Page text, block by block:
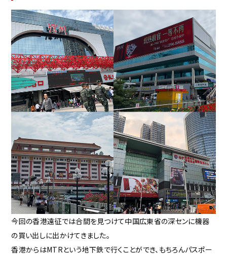
今回の香港遠征では合間を見つけて中国広東省の深センに機器
の買い出しに出かけてきました。
香港からはMTRという地下鉄で行くことができ、もちろんパスポー